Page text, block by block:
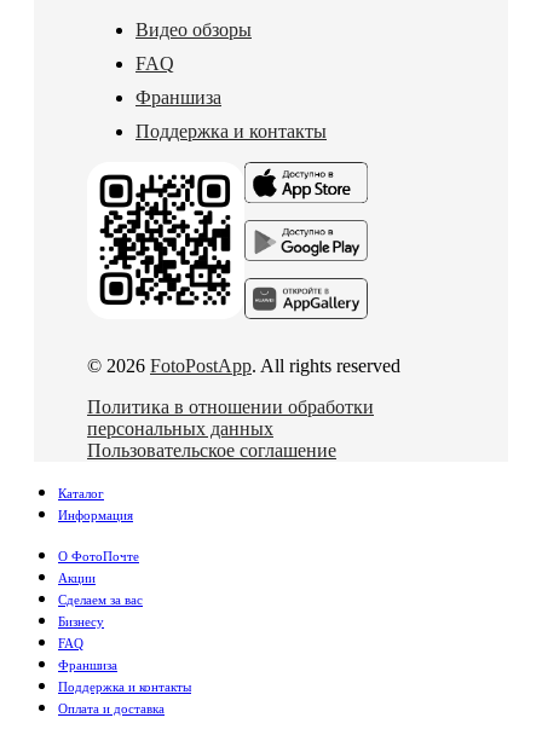
Видео обзоры
FAQ
Франшиза
Поддержка и контакты
© 2026 FotoPostApp. All rights reserved
Политика в отношении обработки
персональных данных
Пользовательское соглашение
Каталог
Информация
О ФотоПочте
Акции
Сделаем за вас
Бизнесу
FAQ
Франшиза
Поддержка и контакты
Оплата и доставка